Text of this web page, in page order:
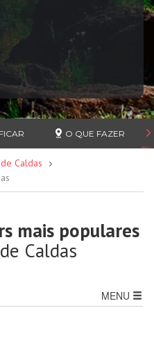
O QUE FAZER
Caldas
mais populares
Caldas
MENU